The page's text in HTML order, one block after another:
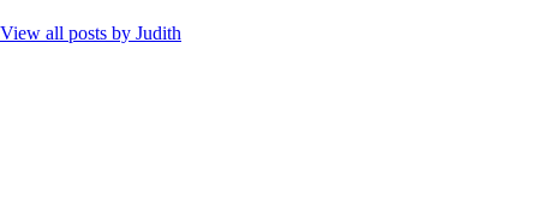
View all posts by Judith